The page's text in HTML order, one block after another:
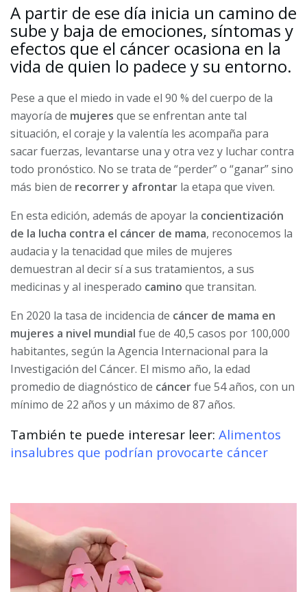
A partir de ese día inicia un camino de
sube y baja de emociones, síntomas y
efectos que el cáncer ocasiona en la
vida de quien lo padece y su entorno.
Pese a que el miedo in vade el 90 % del cuerpo de la
mayoría de mujeres que se enfrentan ante tal
situación, el coraje y la valentía les acompaña para
sacar fuerzas, levantarse una y otra vez y luchar contra
todo pronóstico. No se trata de “perder” o “ganar” sino
más bien de recorrer y afrontar la etapa que viven.
En esta edición, además de apoyar la concientización
de la lucha contra el cáncer de mama, reconocemos la
audacia y la tenacidad que miles de mujeres
demuestran al decir sí a sus tratamientos, a sus
medicinas y al inesperado camino que transitan.
En 2020 la tasa de incidencia de cáncer de mama en
mujeres a nivel mundial fue de 40,5 casos por 100,000
habitantes, según la Agencia Internacional para la
Investigación del Cáncer. El mismo año, la edad
promedio de diagnóstico de cáncerfue 54 años, con un
mínimo de 22 años y un máximo de 87 años.
También te puede interesar leer: Alimentos
insalubres que podrían provocarte cáncer